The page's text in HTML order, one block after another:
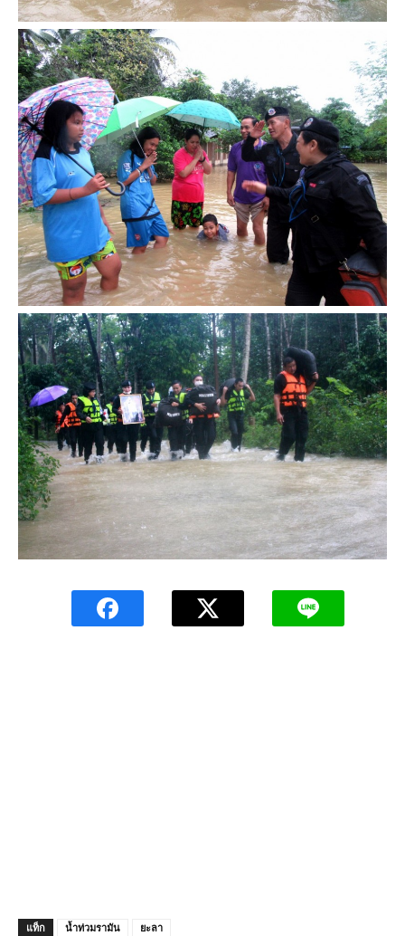
แท็ก น้ำท่วมรามัน ยะลา